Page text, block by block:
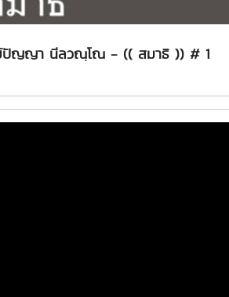
ปัญญา นีลวณฺโณ - (( สมาธิ )) # 1